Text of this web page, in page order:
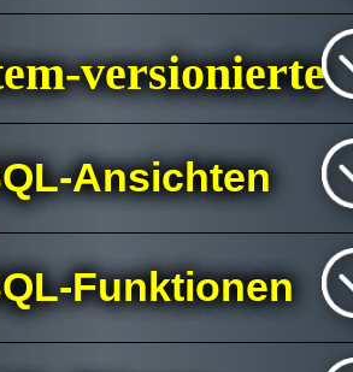
versionierte
Ansichten
Funktionen